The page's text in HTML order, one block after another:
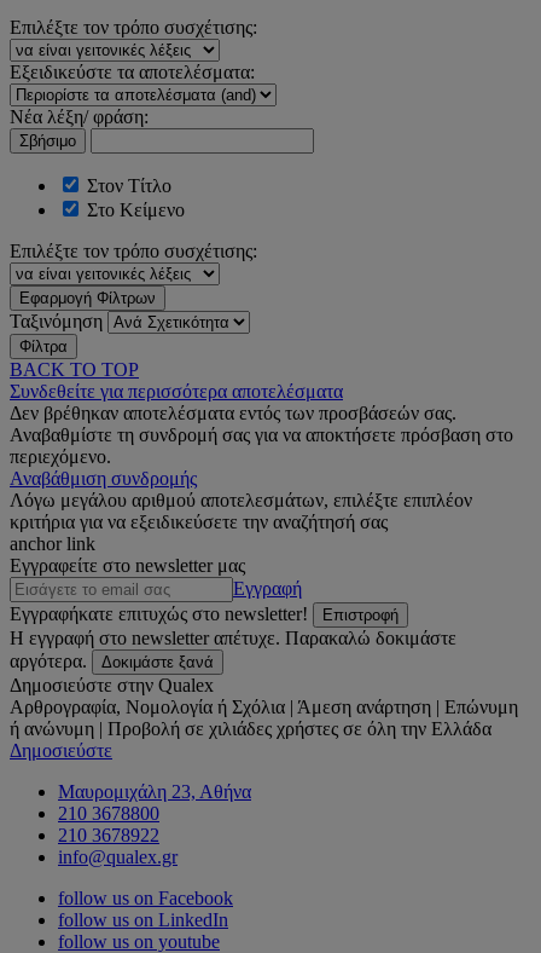
Επιλέξτε τον τρόπο συσχέτισης:
Εξειδικεύστε τα αποτελέσματα:
Νέα λέξη/ φράση:
Σβήσιμο
Στον Τίτλο
Στο Κείμενο
Επιλέξτε τον τρόπο συσχέτισης:
Εφαρμογή Φίλτρων
Ταξινόμηση
Φίλτρα
BACK TO TOP
Συνδεθείτε για περισσότερα αποτελέσματα
Δεν βρέθηκαν αποτελέσματα εντός των προσβάσεών σας.
Αναβαθμίστε τη συνδρομή σας για να αποκτήσετε πρόσβαση στο
περιεχόμενο.
Αναβάθμιση συνδρομής
Λόγω μεγάλου αριθμού αποτελεσμάτων, επιλέξτε επιπλέον
κριτήρια για να εξειδικεύσετε την αναζήτησή σας
anchor link
Εγγραφείτε στο newsletter μας
Εγγραφή
Εγγραφήκατε επιτυχώς στο newsletter!
Επιστροφή
Η εγγραφή στο newsletter απέτυχε. Παρακαλώ δοκιμάστε
αργότερα.
Δοκιμάστε ξανά
Δημοσιεύστε στην Qualex
Αρθρογραφία, Νομολογία ή Σχόλια | Άμεση ανάρτηση | Επώνυμη
ή ανώνυμη | Προβολή σε χιλιάδες χρήστες σε όλη την Ελλάδα
Δημοσιεύστε
Μαυρομιχάλη 23, Αθήνα
210 3678800
210 3678922
info@qualex.gr
follow us on Facebook
follow us on LinkedIn
follow us on youtube